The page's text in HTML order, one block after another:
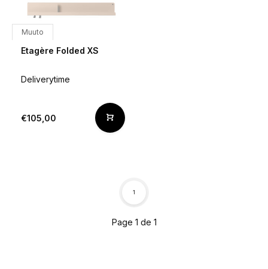
Muuto
Etagère Folded XS
Deliverytime
€105,00
Page 1 de 1
1